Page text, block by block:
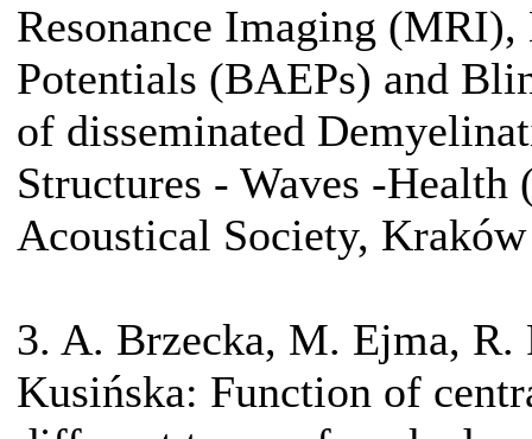
Resonance Imaging
Potentials (BAEPs) and
of disseminated
Structures - Waves -Health
Acoustical Society,
3. A. Brzecka, M. Ejma, R.
Kusińska: Function of